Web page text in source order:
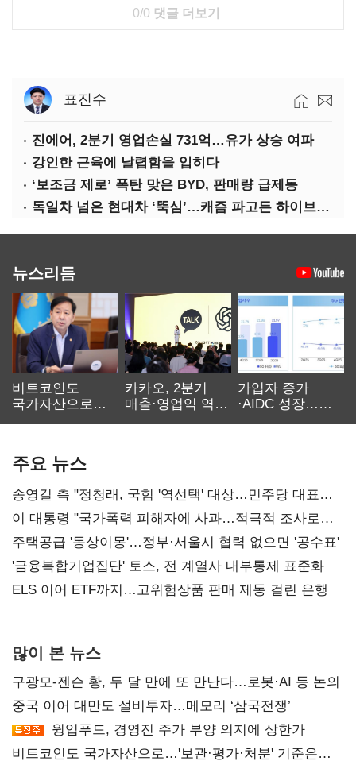
0/0 댓글 더보기
표진수
진에어, 2분기 영업손실 731억…유가 상승 여파
강인한 근육에 날렵함을 입히다
‘보조금 제로’ 폭탄 맞은 BYD, 판매량 급제동
독일차 넘은 현대차 ‘뚝심’…캐즘 파고든 하이브리드 역전극
뉴스리듬
비트코인도
국가자산으로…'
카카오, 2분기
매출·영업익 역대
가입자 증가
·AIDC 성장…
주요 뉴스
송영길 측 "정청래, 국힘 '역선택' 대상…민주당 대표로
총선 지휘 못해"
이 대통령 "국가폭력 피해자에 사과…적극적 조사로
진실 밝혀야"
주택공급 '동상이몽'…정부·서울시 협력 없으면 '공수표'
'금융복합기업집단' 토스, 전 계열사 내부통제 표준화
ELS 이어 ETF까지…고위험상품 판매 제동 걸린 은행
많이 본 뉴스
구광모-젠슨 황, 두 달 만에 또 만난다…로봇·AI 등 논의
중국 이어 대만도 설비투자…메모리 ‘삼국전쟁’
윙입푸드, 경영진 주가 부양 의지에 상한가
비트코인도 국가자산으로…'보관·평가·처분' 기준은